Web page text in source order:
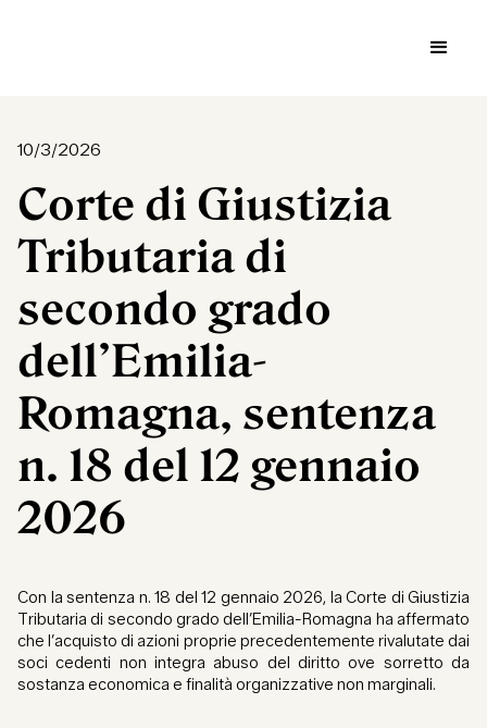
10/3/2026
Corte di Giustizia
Tributaria di
secondo grado
dell’Emilia-
Romagna, sentenza
n. 18 del 12 gennaio
2026
Con la sentenza n. 18 del 12 gennaio 2026, la Corte di Giustizia
Tributaria di secondo grado dell’Emilia-Romagna ha affermato
che l’acquisto di azioni proprie precedentemente rivalutate dai
soci cedenti non integra abuso del diritto ove sorretto da
sostanza economica e finalità organizzative non marginali.